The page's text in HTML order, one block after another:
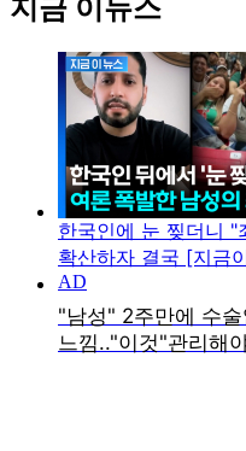
지금 이뉴스
한국인에 눈 찢더니 "
확산하자 결국 [지금